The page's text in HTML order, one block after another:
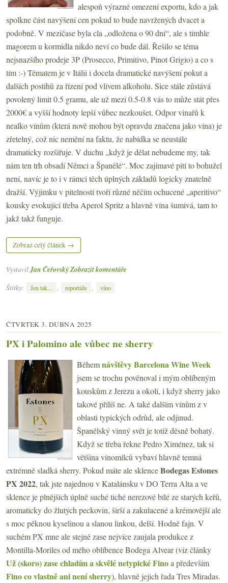
alespoň výrazné omezení exportu, kdo a jak
spolkne část navýšení cen pokud to bude navržených dvacet a
podobně. V mezičase byla cla „odložena o 90 dní“, ale s tímhle
magorem u kormidla nikdo neví co bude dál. Řešilo se téma
nejsnazšího prodeje 3P (Prosecco, Primitivo, Pinot Grigio) a co s
tím :-) Tématem je v Itálii i docela dramatické navýšení pokut a
dalších postihů za řízení pod vlivem alkoholu. Sice stále zůstává
povolený limit 0.5 gramu, ale už mezi 0.5-0.8 vás to může stát přes
2000€ a vyšší hodnoty lepší vůbec nezkoušet. Odpor vinařů k
nealko vínům (která nově mohou být opravdu značena jako vína) je
zřetelný, což nic nemění na faktu, že nabídka se neustále
dramaticky rozšiřuje. V duchu „když je dělat nebudeme my, tak
nám ten trh obsadí Němci a Španělé“. Moc zajímavé pití to bohužel
není, navíc je to i v rámci těch úplných základů logicky znatelně
dražší. Výjimku v pitelností tvoří různé něčím ochucené „aperitivo“
kousky evokující třeba Aperol Spritz a hlavně vína šumivá, tam to
jakž takž funguje.
Zobraz celý článek →
Vystavil Jan ČeřovskýZobrazit komentáře
Štítky:
Jen tak... , reportáže , víno
ČTVRTEK 3. DUBNA 2025
PX i Palomino ale vůbec ne sherry
Běhemnávštěvy Barcelona Wine Week
jsem se trochu pověnoval i mým oblíbeným
kouskům z Jerezu a okolí, i když sherry jako
takové příliš ne. A také dalším vínům z v
oblasti typických odrůd, ale odjinud.
Španělský vinný svět je totiž děsně bohatý.
Když se třeba řekne Pedro Ximénez, tak si
většina vínomilců vybaví hlavně temná
extrémně sladká sherry. Pokud máte ale sklenceBodegas Estones
PX 2022, tak jste najednou v Katalánsku v DO Terra Alta a ve
sklence je plnějších úplně suché tiché nerezové bílé ze starých keřů,
aromaticky do žlutých peckovin, širší a zakulacené a krémovější ale
s moc pěknou kyselinou a slanou linkou, delší. Hodně fajn. V
suchém PX mne ale stejně zase nejvíce zaujala produkce z
Montilla-Moriles od mého oblíbence Bodega Alvear (viz články
Už (skoro) zase chladím a skvělé netypické Finoa především
Fino co vlastně ani není sherry), hlavně jejich řada Tres Miradas.